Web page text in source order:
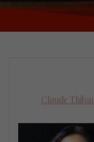
Claude